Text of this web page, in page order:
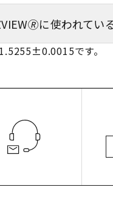
に使われてい
です。